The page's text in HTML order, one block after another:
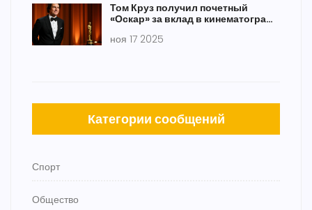
Том Круз получил почетный
«Оскар» за вклад в кинематограф
ноя 17 2025
Категории сообщений
Спорт
Общество